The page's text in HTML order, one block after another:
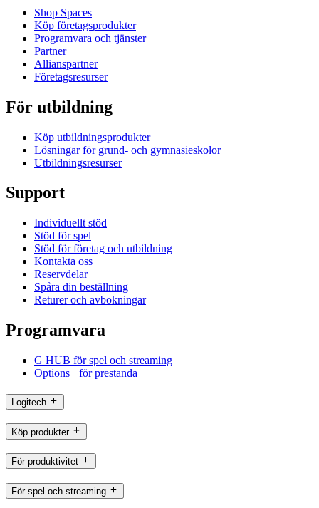
Shop Spaces
Köp företagsprodukter
Programvara och tjänster
Partner
Allianspartner
Företagsresurser
För utbildning
Köp utbildningsprodukter
Lösningar för grund- och gymnasieskolor
Utbildningsresurser
Support
Individuellt stöd
Stöd för spel
Stöd för företag och utbildning
Kontakta oss
Reservdelar
Spåra din beställning
Returer och avbokningar
Programvara
G HUB för spel och streaming
Options+ för prestanda
Logitech
Köp produkter
För produktivitet
För spel och streaming